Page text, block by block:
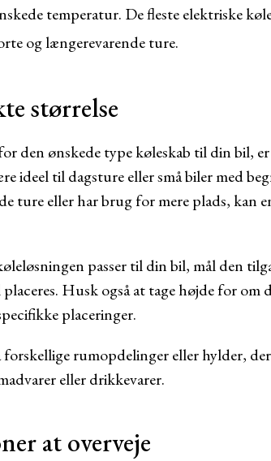
temperatur. De fleste elektriske
og længerevarende ture.
størrelse
den ønskede type køleskab til din bil,
ideel til dagsture eller små biler med
ture eller har brug for mere plads, kan
passer til din bil, mål den
Husk også at tage højde for om
placeringer.
forskellige rumopdelinger eller hylder,
eller drikkevarer.
at overveje